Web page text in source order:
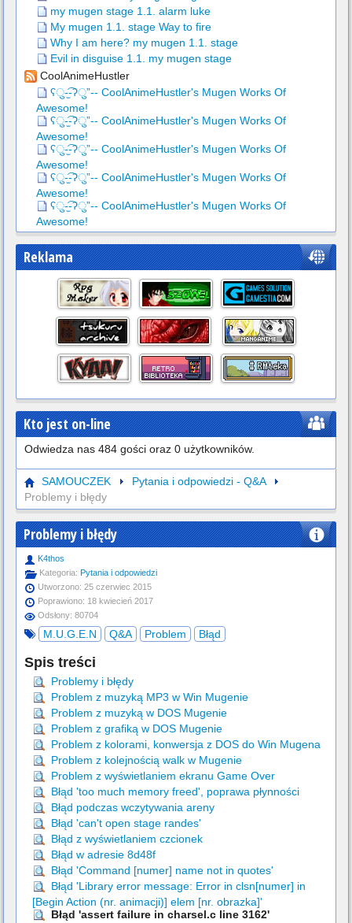
my mugen stage 1.1. alarm luke
My mugen 1.1. stage Way to fire
Why I am here? my mugen 1.1. stage
Evil in disguise 1.1. my mugen stage
CoolAnimeHustler
ʕु-̫͡-ʔु”-- CoolAnimeHustler's Mugen Works Of
Awesome!
ʕु-̫͡-ʔु”-- CoolAnimeHustler's Mugen Works Of
Awesome!
ʕु-̫͡-ʔु”-- CoolAnimeHustler's Mugen Works Of
Awesome!
ʕु-̫͡-ʔु”-- CoolAnimeHustler's Mugen Works Of
Awesome!
ʕु-̫͡-ʔु”-- CoolAnimeHustler's Mugen Works Of
Awesome!
Reklama
Kto jest on-line
Odwiedza nas 484 gości oraz 0 użytkowników.
SAMOUCZEK
Pytania i odpowiedzi - Q&A
Problemy i błędy
Problemy i błędy
K4thos
Kategoria: Pytania i odpowiedzi
Utworzono: 25 czerwiec 2015
Poprawiono: 18 kwiecień 2017
Odsłony: 80704
M.U.G.E.N Q&A Problem Błąd
Spis treści
Problemy i błędy
Problem z muzyką MP3 w Win Mugenie
Problem z muzyką w DOS Mugenie
Problem z grafiką w DOS Mugenie
Problem z kolorami, konwersja z DOS do Win Mugena
Problem z kolejnością walk w Mugenie
Problem z wyświetlaniem ekranu Game Over
Błąd 'too much memory freed', poprawa płynności
Błąd podczas wczytywania areny
Błąd 'can't open stage randes'
Błąd z wyświetlaniem czcionek
Błąd w adresie 8d48f
Błąd 'Command [numer] name not in quotes'
Błąd 'Library error message: Error in clsn[numer] in
[Begin Action (nr. animacji)] elem [nr. obrazka]'
Błąd 'assert failure in charsel.c line 3162'